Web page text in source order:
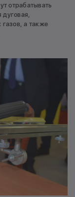
отрабатывать
дуговая,
а также